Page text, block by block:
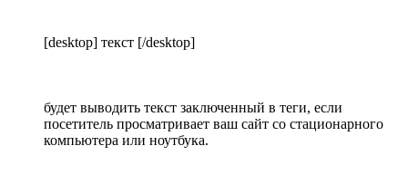
[desktop] текст [/desktop]
будет выводить текст заключенный в теги, если
посетитель просматривает ваш сайт со стационарного
компьютера или ноутбука.